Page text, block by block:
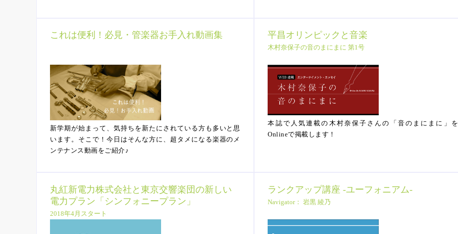
これは便利！必見・管楽器お手入れ動画集
新学期が始まって、気持ちを新たにされている方も多いと思
います。そこで！今日はそんな方に、超タメになる楽器のメ
ンテナンス動画をご紹介♪
平昌オリンピックと音楽
木村奈保子の音のまにまに 第1号
本誌で人気連載の木村奈保子さんの「音のまにまに」を
Onlineで掲載します！
丸紅新電力株式会社と東京交響楽団の新しい
電力プラン「シンフォニープラン」
2018年4月スタート
ランクアップ講座 -ユーフォニアム-
Navigator： 岩黒 綾乃